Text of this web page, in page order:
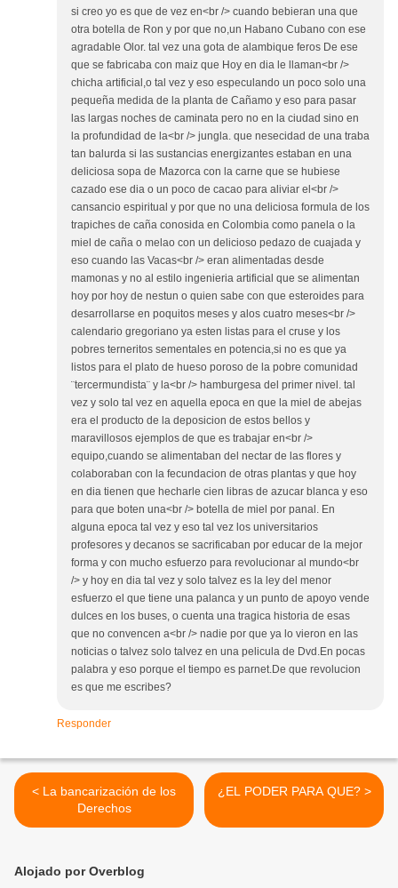
si creo yo es que de vez en<br /> cuando bebieran una que
otra botella de Ron y por que no,un Habano Cubano con ese
agradable Olor. tal vez una gota de alambique feros De ese
que se fabricaba con maiz que Hoy en dia le llaman<br />
chicha artificial,o tal vez y eso especulando un poco solo una
pequeña medida de la planta de Cañamo y eso para pasar
las largas noches de caminata pero no en la ciudad sino en
la profundidad de la<br /> jungla. que nesecidad de una traba
tan balurda si las sustancias energizantes estaban en una
deliciosa sopa de Mazorca con la carne que se hubiese
cazado ese dia o un poco de cacao para aliviar el<br />
cansancio espiritual y por que no una deliciosa formula de los
trapiches de caña conosida en Colombia como panela o la
miel de caña o melao con un delicioso pedazo de cuajada y
eso cuando las Vacas<br /> eran alimentadas desde
mamonas y no al estilo ingenieria artificial que se alimentan
hoy por hoy de nestun o quien sabe con que esteroides para
desarrollarse en poquitos meses y alos cuatro meses<br />
calendario gregoriano ya esten listas para el cruse y los
pobres terneritos sementales en potencia,si no es que ya
listos para el plato de hueso poroso de la pobre comunidad
¨tercermundista¨ y la<br /> hamburgesa del primer nivel. tal
vez y solo tal vez en aquella epoca en que la miel de abejas
era el producto de la deposicion de estos bellos y
maravillosos ejemplos de que es trabajar en<br />
equipo,cuando se alimentaban del nectar de las flores y
colaboraban con la fecundacion de otras plantas y que hoy
en dia tienen que hecharle cien libras de azucar blanca y eso
para que boten una<br /> botella de miel por panal. En
alguna epoca tal vez y eso tal vez los universitarios
profesores y decanos se sacrificaban por educar de la mejor
forma y con mucho esfuerzo para revolucionar al mundo<br
/> y hoy en dia tal vez y solo talvez es la ley del menor
esfuerzo el que tiene una palanca y un punto de apoyo vende
dulces en los buses, o cuenta una tragica historia de esas
que no convencen a<br /> nadie por que ya lo vieron en las
noticias o talvez solo talvez en una pelicula de Dvd.En pocas
palabra y eso porque el tiempo es parnet.De que revolucion
es que me escribes?
Responder
< La bancarización de los
Derechos
¿EL PODER PARA QUE? >
Alojado por Overblog